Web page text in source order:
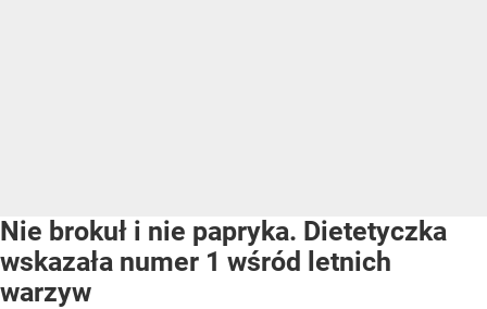
Nie brokuł i nie papryka. Dietetyczka
wskazała numer 1 wśród letnich
warzyw